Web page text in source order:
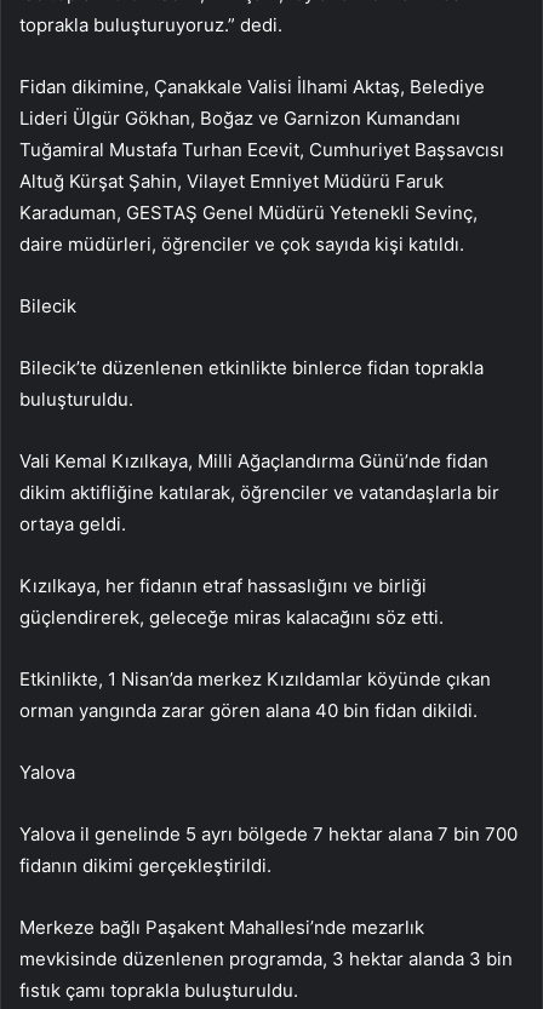
toprakla buluşturuyoruz.” dedi.
Fidan dikimine, Çanakkale Valisi İlhami Aktaş, Belediye
Lideri Ülgür Gökhan, Boğaz ve Garnizon Kumandanı
Tuğamiral Mustafa Turhan Ecevit, Cumhuriyet Başsavcısı
Altuğ Kürşat Şahin, Vilayet Emniyet Müdürü Faruk
Karaduman, GESTAŞ Genel Müdürü Yetenekli Sevinç,
daire müdürleri, öğrenciler ve çok sayıda kişi katıldı.
Bilecik
Bilecik’te düzenlenen etkinlikte binlerce fidan toprakla
buluşturuldu.
Vali Kemal Kızılkaya, Milli Ağaçlandırma Günü’nde fidan
dikim aktifliğine katılarak, öğrenciler ve vatandaşlarla bir
ortaya geldi.
Kızılkaya, her fidanın etraf hassaslığını ve birliği
güçlendirerek, geleceğe miras kalacağını söz etti.
Etkinlikte, 1 Nisan’da merkez Kızıldamlar köyünde çıkan
orman yangında zarar gören alana 40 bin fidan dikildi.
Yalova
Yalova il genelinde 5 ayrı bölgede 7 hektar alana 7 bin 700
fidanın dikimi gerçekleştirildi.
Merkeze bağlı Paşakent Mahallesi’nde mezarlık
mevkisinde düzenlenen programda, 3 hektar alanda 3 bin
fıstık çamı toprakla buluşturuldu.